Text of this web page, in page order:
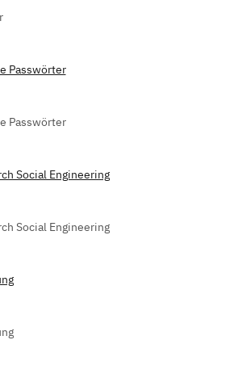
Passwörter
Passwörter
Social Engineering
Social Engineering